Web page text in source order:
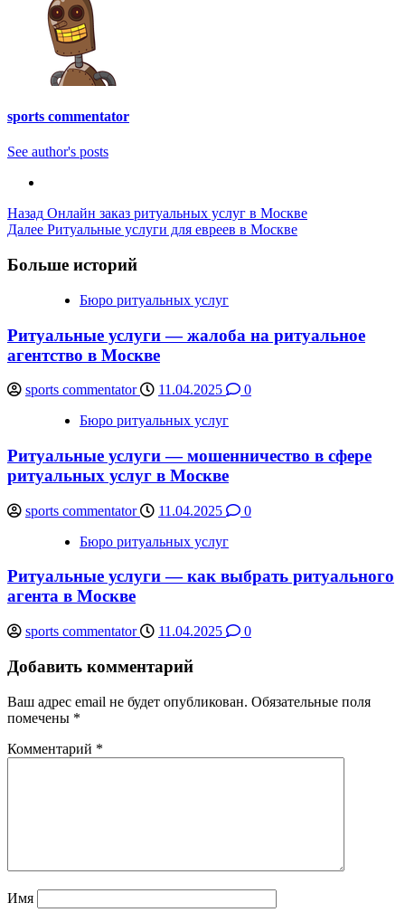
sports commentator
See author's posts
Post
Navigation
Назад Онлайн заказ ритуальных услуг в Москве
Далее Ритуальные услуги для евреев в Москве
Больше историй
Бюро ритуальных услуг
Ритуальные услуги — жалоба на ритуальное
агентство в Москве
sports commentator 11.04.2025
0
Бюро ритуальных услуг
Ритуальные услуги — мошенничество в сфере
ритуальных услуг в Москве
sports commentator 11.04.2025
0
Бюро ритуальных услуг
Ритуальные услуги — как выбрать ритуального
агента в Москве
sports commentator 11.04.2025 0
Добавить комментарий
Ваш адрес email не будет опубликован. Обязательные поля
помечены *
Комментарий *
Имя